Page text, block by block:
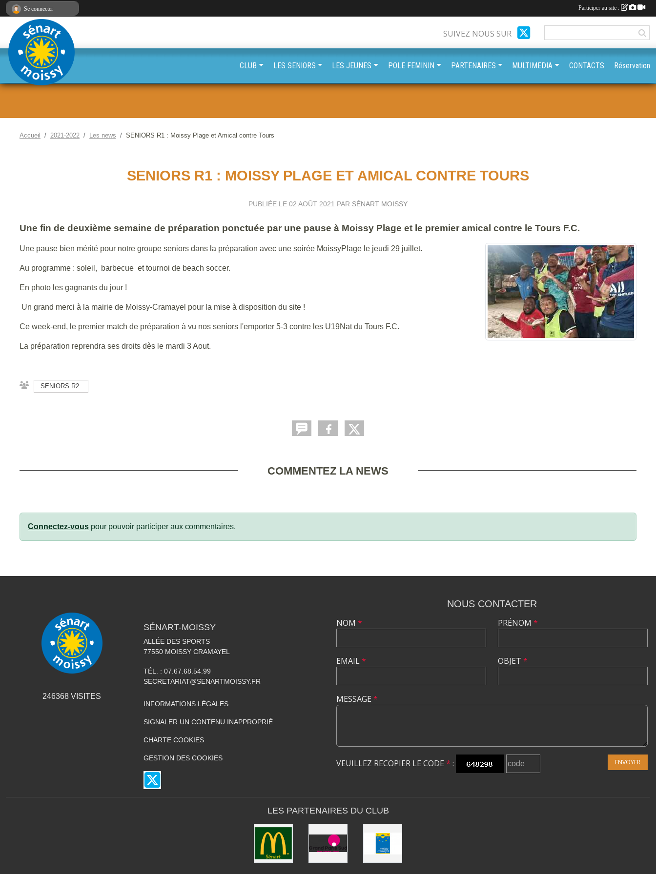
Accueil 2021-2022 Les news SENIORS R1 : Moissy Plage et Amical contre Tours
SENIORS R1 : MOISSY PLAGE ET AMICAL CONTRE TOURS
PUBLIÉE LE 02 AOÛT 2021 PAR SÉNART MOISSY
Une fin de deuxième semaine de préparation ponctuée par une pause à Moissy Plage et le premier amical contre le Tours F.C.
Une pause bien mérité pour notre groupe seniors dans la préparation avec une soirée MoissyPlage le jeudi 29 juillet.
Au programme : soleil, barbecue et tournoi de beach soccer.
En photo les gagnants du jour !
Un grand merci à la mairie de Moissy-Cramayel pour la mise à disposition du site !
Ce week-end, le premier match de préparation à vu nos seniors l'emporter 5-3 contre les U19Nat du Tours F.C.
La préparation reprendra ses droits dès le mardi 3 Aout.
SENIORS R2
COMMENTEZ LA NEWS
Connectez-vous pour pouvoir participer aux commentaires.
SUIVEZ NOUS SUR
CLUB LES SENIORS LES JEUNES POLE FEMININ PARTENAIRES MULTIMEDIA CONTACTS Réservation
246368 VISITES
SÉNART-MOISSY
ALLÉE DES SPORTS
77550 MOISSY CRAMAYEL
TÉL. : 07.67.68.54.99
SECRETARIAT@SENARTMOISSY.FR
INFORMATIONS LÉGALES
SIGNALER UN CONTENU INAPPROPRIÉ
CHARTE COOKIES
GESTION DES COOKIES
NOUS CONTACTER
NOM *
EMAIL*
PRÉNOM *
OBJET *
MESSAGE *
VEUILLEZ RECOPIER LE CODE * : ENVOYER
LES PARTENAIRES DU CLUB
Se connecter Participer au site :
Panneau de gestion des cookies